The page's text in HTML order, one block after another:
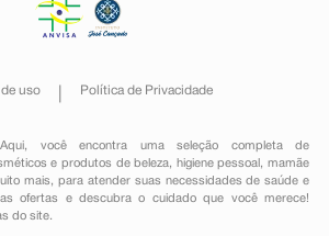
uso Política de Privacidade
você encontra uma seleção completa de
e produtos de beleza, higiene pessoal ,mamãe
mais, para atender suas necessidades de saúde e
ofertas e descubra o cuidado que você merece!
do site.